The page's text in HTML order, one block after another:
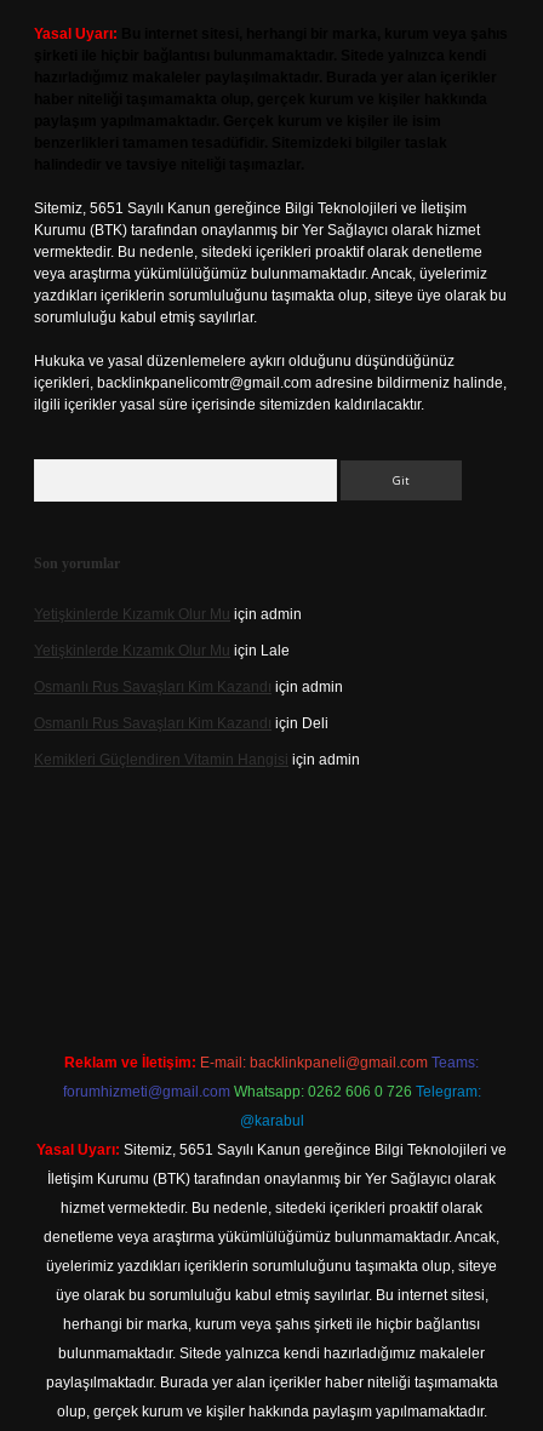
Yasal Uyarı:
Sitemiz, 5651 Sayılı Kanun gereğince Bilgi Teknolojileri ve İletişim
Kurumu (BTK) tarafından onaylanmış bir Yer Sağlayıcı olarak hizmet
vermektedir. Bu nedenle, sitedeki içerikleri proaktif olarak denetleme
veya araştırma yükümlülüğümüz bulunmamaktadır. Ancak, üyelerimiz
yazdıkları içeriklerin sorumluluğunu taşımakta olup, siteye üye olarak bu
sorumluluğu kabul etmiş sayılırlar.
Hukuka ve yasal düzenlemelere aykırı olduğunu düşündüğünüz
içerikleri, backlinkpanelicomtr@gmail.com adresine bildirmeniz halinde,
ilgili içerikler yasal süre içerisinde sitemizden kaldırılacaktır.
Son yorumlar
Yetişkinlerde Kızamık Olur Mu için admin
Yetişkinlerde Kızamık Olur Mu için Lale
Osmanlı Rus Savaşları Kim Kazandı için admin
Osmanlı Rus Savaşları Kim Kazandı için Deli
Kemikleri Güçlendiren Vitamin Hangisi için admin
Reklam ve İletişim: E-mail: backlinkpaneli@gmail.com Teams:
forumhizmeti@gmail.com Whatsapp: 0262 606 0 726 Telegram:
@karabul
Yasal Uyarı: Sitemiz, 5651 Sayılı Kanun gereğince Bilgi Teknolojileri ve
İletişim Kurumu (BTK) tarafından onaylanmış bir Yer Sağlayıcı olarak
hizmet vermektedir. Bu nedenle, sitedeki içerikleri proaktif olarak
denetleme veya araştırma yükümlülüğümüz bulunmamaktadır. Ancak,
üyelerimiz yazdıkları içeriklerin sorumluluğunu taşımakta olup, siteye
üye olarak bu sorumluluğu kabul etmiş sayılırlar. Bu internet sitesi,
herhangi bir marka, kurum veya şahıs şirketi ile hiçbir bağlantısı
bulunmamaktadır. Sitede yalnızca kendi hazırladığımız makaleler
paylaşılmaktadır. Burada yer alan içerikler haber niteliği taşımamakta
olup, gerçek kurum ve kişiler hakkında paylaşım yapılmamaktadır.